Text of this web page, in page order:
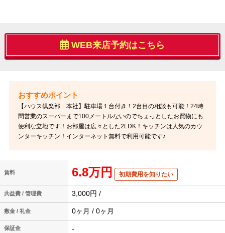
WEB来店予約はこちら
【ハウス倶楽部 本社】駐車場１台付き！2台目の相談も可能！24時
間営業のスーパーまで100メートルないのでちょっとしたお買物にも
便利な立地です！お部屋は広々とした2LDK！キッチンは人気のカウ
ンターキッチン！インターネット無料で利用可能です♪
賃料 6.8万円 初期費用を知りたい
共益費 / 管理費 3,000円 /
敷金 / 礼金 0ヶ月 / 0ヶ月
保証金 -